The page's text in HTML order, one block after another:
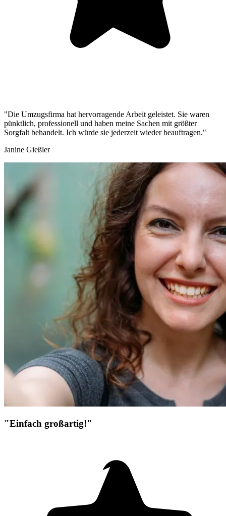
"Die Umzugsfirma hat hervorragende Arbeit geleistet. Sie waren
pünktlich, professionell und haben meine Sachen mit größter
Sorgfalt behandelt. Ich würde sie jederzeit wieder beauftragen."
Janine Gießler
"Einfach großartig!"